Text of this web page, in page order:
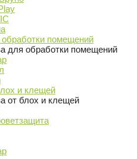
помещений
для обработки помещений
и клещей
от блох и клещей